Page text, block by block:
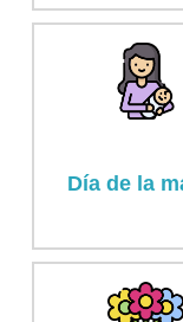
Día de la